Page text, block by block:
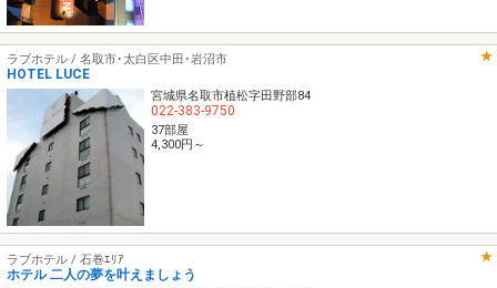
ラブホテル / 名取市･太白区中田･岩沼市
HOTEL LUCE
宮城県名取市植松字田野部84
022-383-9750
37部屋
4,300円～
ラブホテル / 石巻ｴﾘｱ
ホテル 二人の夢を叶えましょう